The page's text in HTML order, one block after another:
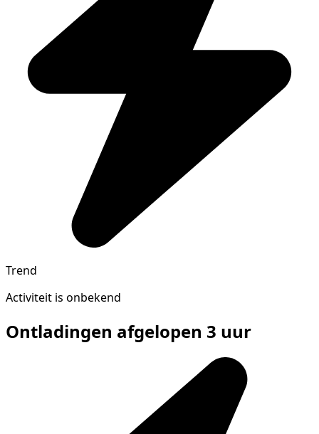
Trend
Activiteit is onbekend
Ontladingen afgelopen 3 uur